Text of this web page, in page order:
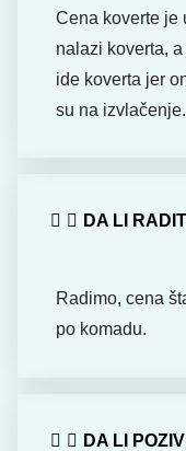
Cena koverte je
nalazi koverta,
ide koverta jer
su na izvlačenje.
DA LI
Radimo, cena
po komadu.
DA LI